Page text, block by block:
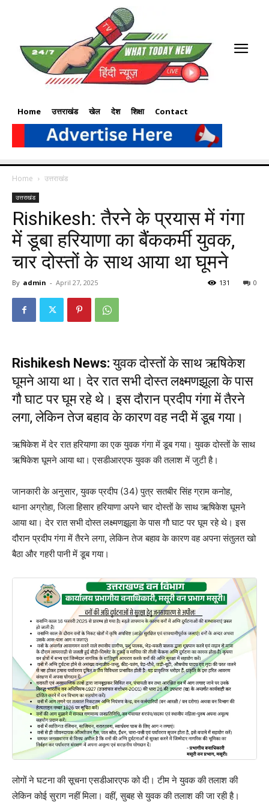
Home उत्तराखंड खेल देश शिक्षा Contact
Home उत्तराखंड
उत्तराखंड
Rishikesh: तैरने के प्रयास में गंगा
में डूबा हरियाणा का बैंककर्मी युवक,
चार दोस्तों के साथ आया था घूमने
By admin - April 27, 2025 0
131
Rishikesh News:युवक दोस्तों के साथ ऋषिकेश
घूमने आया था। देर रात सभी दोस्त लक्ष्मणझूला के पास
गौ घाट पर घूम रहे थे। इस दौरान प्रदीप गंगा में तैरने
लगा, लेकिन तेज बहाव के कारण वह नदी में डूब गया।
ऋषिकेश में देर रात हरियाणा का एक युवक गंगा में डूब गया। युवक दोस्तों के साथ
ऋषिकेश घूमने आया था। एसडीआरएफ युवक की तलाश में जुटी है।
जानकारी के अनुसार, युवक प्रदीप (34) पुत्र सतबीर सिंह ग्राम कनोह,
थाना अग्रोहा, जिला हिसार हरियाणा अपने चार दोस्तों के साथ ऋषिकेश घूमने
आया था। देर रात सभी दोस्त लक्ष्मणझूला के पास गौ घाट पर घूम रहे थे। इस
दौरान प्रदीप गंगा में तैरने लगा, लेकिन तेज बहाव के कारण वह अपना संतुलत खो
बैठा और गहरी पानी में डूब गया।
लोगों ने घटना की सूचना एसडीआरएफ को दी। टीम ने युवक की तलाश की
लेकिन कोई सुराग नहीं मिला। वहीं, सुबह से युवक की तलाश की जा रही है।